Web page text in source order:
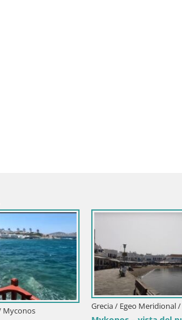
Grecia / Egeo Meridional / Siros
Siros – El puerto in Ermúpoli